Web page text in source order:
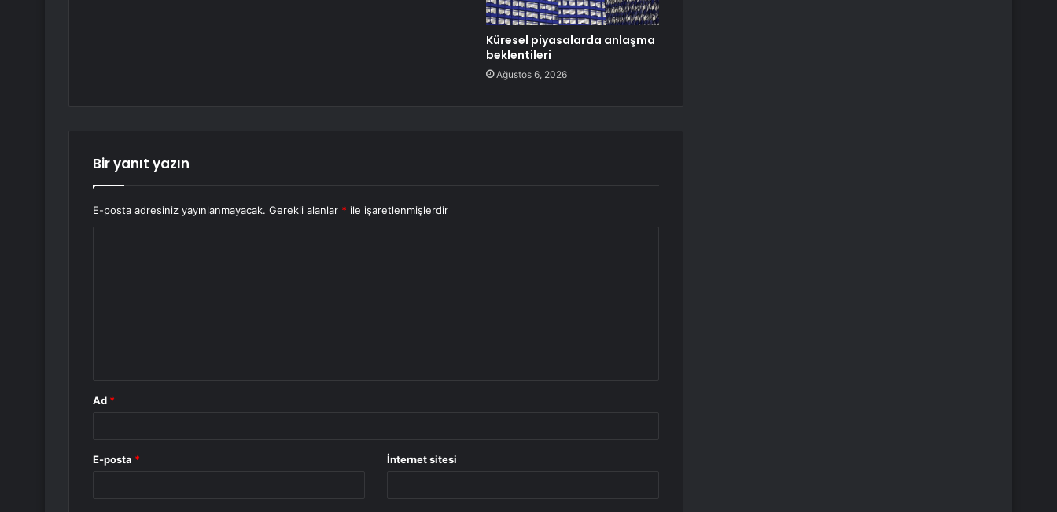
Küresel piyasalarda anlaşma
beklentileri
Ağustos 6, 2026
Bir yanıt yazın
E-posta adresiniz yayınlanmayacak. Gerekli alanlar * ile işaretlenmişlerdir
Ad *
E-posta * İnternet sitesi